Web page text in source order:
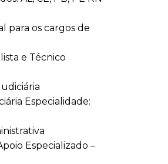
para os cargos de
e Técnico
Especialidade:
Especializado –